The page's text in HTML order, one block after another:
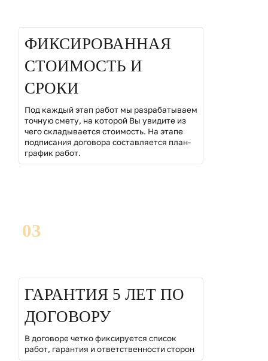
02
ФИКСИРОВАННАЯ
СТОИМОСТЬ И
СРОКИ
Под каждый этап работ мы разрабатываем
точную смету, на которой Вы увидите из
чего складывается стоимость. На этапе
подписания договора составляется план-
график работ.
03
ГАРАНТИЯ 5 ЛЕТ ПО
ДОГОВОРУ
В договоре четко фиксируется список
работ, гарантия и ответственности сторон